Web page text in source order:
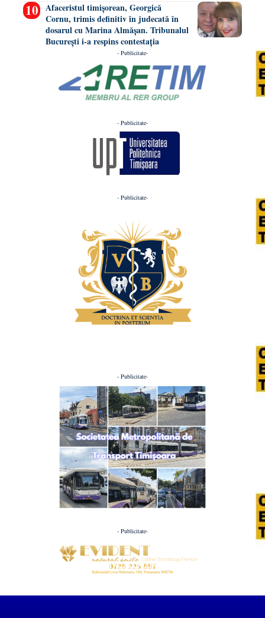
Afaceristul timișorean, Georgică
Cornu, trimis definitiv în judecată în
dosarul cu Marina Almășan. Tribunalul
București i-a respins contestația
- Publicitate-
- Publicitate-
- Publicitate-
- Publicitate-
- Publicitate-